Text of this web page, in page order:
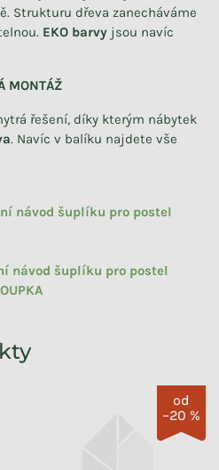
Strukturu dřeva zanecháváme
EKO barvy jsou navíc
MONTÁŽ
řešení, díky kterým nábytek
. Navíc v balíku najdete vše
návod šuplíku pro postel
návod šuplíku pro postel
od
–20 %